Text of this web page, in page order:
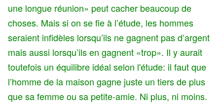
une longue réunion» peut cacher beaucoup de
choses. Mais si on se fie à l’étude, les hommes
seraient infidèles lorsqu’ils ne gagnent pas d’argent
mais aussi lorsqu’ils en gagnent «trop». Il y aurait
toutefois un équilibre idéal selon l'étude: il faut que
l’homme de la maison gagne juste un tiers de plus
que sa femme ou sa petite-amie. Ni plus, ni moins.